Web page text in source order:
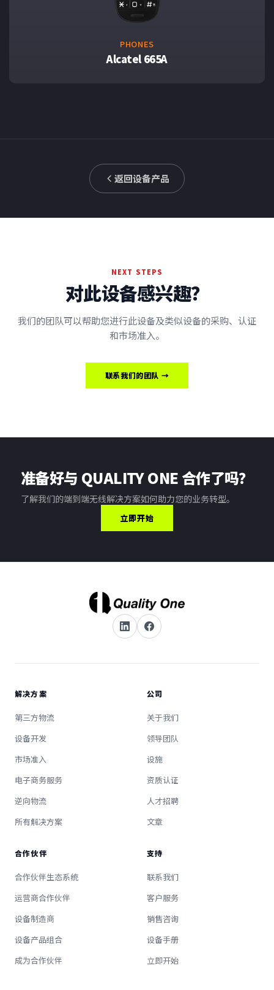
PHONES
Alcatel 665A
返回设备产品
NEXT STEPS
对此设备感兴趣？
我们的团队可以帮助您进行此设备及类似设备的采购、认证
和市场准入。
联系我们的团队 →
准备好与 QUALITY ONE 合作了吗？
了解我们的端到端无线解决方案如何助力您的业务转型。
立即开始
解决方案
第三方物流
设备开发
市场准入
电子商务服务
逆向物流
所有解决方案
公司
关于我们
领导团队
设施
资质认证
人才招聘
文章
合作伙伴
合作伙伴生态系统
运营商合作伙伴
设备制造商
设备产品组合
成为合作伙伴
支持
联系我们
客户服务
销售咨询
设备手册
立即开始